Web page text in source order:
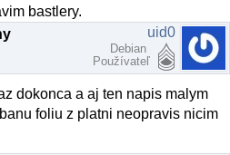
bastlery.
uid0
Debian
Používateľ
dokonca a aj ten napis malym
foliu z platni neopravis nicim